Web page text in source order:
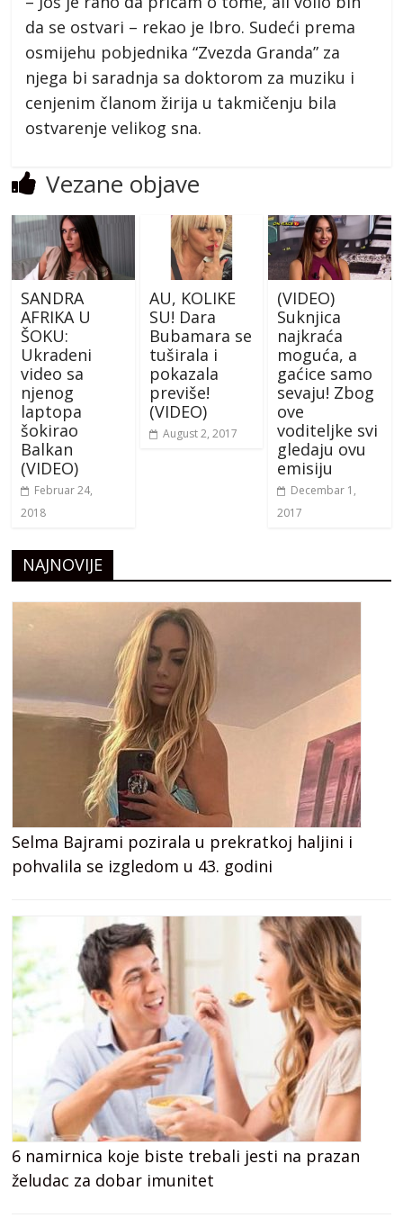
da se ostvari – rekao je Ibro. Sudeći prema
osmijehu pobjednika “Zvezda Granda” za
njega bi saradnja sa doktorom za muziku i
cenjenim članom žirija u takmičenju bila
ostvarenje velikog sna.
Vezane objave
SANDRA
AFRIKA U
ŠOKU:
Ukradeni
video sa
njenog
laptopa
šokirao
Balkan
(VIDEO)
Februar 24,
2018
AU, KOLIKE
SU! Dara
Bubamara se
tuširala i
pokazala
previše!
(VIDEO)
August 2, 2017
(VIDEO)
Suknjica
najkraća
moguća, a
gaćice samo
sevaju! Zbog
ove
voditeljke svi
gledaju ovu
emisiju
Decembar 1,
2017
NAJNOVIJE
Selma Bajrami pozirala u prekratkoj haljini i
pohvalila se izgledom u 43. godini
6 namirnica koje biste trebali jesti na prazan
želudac za dobar imunitet